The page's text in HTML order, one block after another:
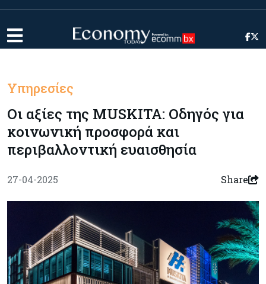
Υπηρεσίες
Οι αξίες της MUSKITA: Οδηγός για
κοινωνική προσφορά και
περιβαλλοντική ευαισθησία
27-04-2025 Share